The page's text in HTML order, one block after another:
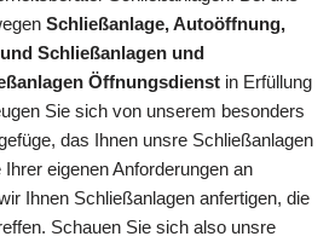
Schließanlage, Autoöffnung,
Schließanlagen und
Öffnungsdienst in Erfüllung
Sie sich von unserem besonders
das Ihnen unsre Schließanlagen
eigenen Anforderungen an
Ihnen Schließanlagen anfertigen, die
Schauen Sie sich also unsre